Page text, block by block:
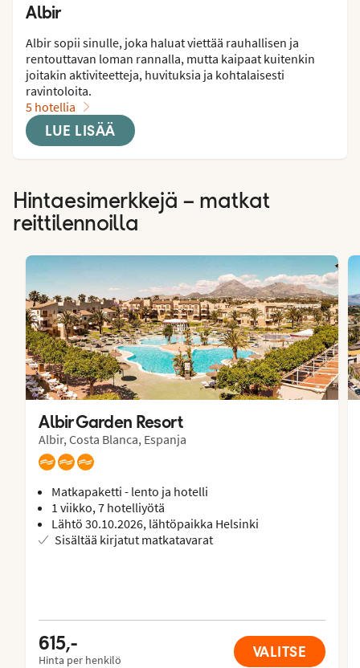
Albir
Albir sopii sinulle, joka haluat viettää rauhallisen ja
rentouttavan loman rannalla, mutta kaipaat kuitenkin
joitakin aktiviteetteja, huvituksia ja kohtalaisesti
ravintoloita.
5 hotellia
LUE LISÄÄ
Hintaesimerkkejä – matkat
reittilennoilla
Albir Garden Resort
Albir, Costa Blanca, Espanja
Matkapaketti - lento ja hotelli
1 viikko, 7 hotelliyötä
Lähtö 30.10.2026, lähtöpaikka Helsinki
Sisältää kirjatut matkatavarat
615,-
Hinta per henkilö VALITSE